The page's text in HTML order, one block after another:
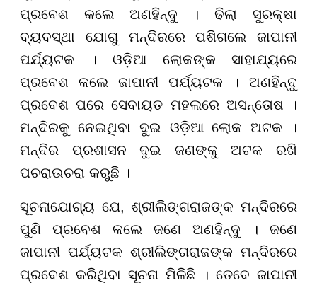
ପ୍ରବେଶ କଲେ ଅଣହିନ୍ଦୁ । ଢିଲା ସୁରକ୍ଷା
ବ୍ୟବସ୍ଥା ଯୋଗୁ ମନ୍ଦିରରେ ପଶିଗଲେ ଜାପାନୀ
ପର୍ଯ୍ୟଟକ । ଓଡ଼ିଆ ଲୋକଙ୍କ ସାହାଯ୍ୟରେ
ପ୍ରବେଶ କଲେ ଜାପାନୀ ପର୍ଯ୍ୟଟକ । ଅଣହିନ୍ଦୁ
ପ୍ରବେଶ ପରେ ସେବାୟତ ମହଲରେ ଅସନ୍ତୋଷ ।
ମନ୍ଦିରକୁ ନେଇଥିବା ଦୁଇ ଓଡ଼ିଆ ଲୋକ ଅଟକ ।
ମନ୍ଦିର ପ୍ରଶାସନ ଦୁଇ ଜଣଙ୍କୁ ଅଟକ ରଖି
ପଚରାଉଚରା କରୁଛି ।
ସୂଚନାଯୋଗ୍ୟ ଯେ, ଶ୍ରୀଲିଙ୍ଗରାଜଙ୍କ ମନ୍ଦିରରେ
ପୁଣି ପ୍ରବେଶ କଲେ ଜଣେ ଅଣହିନ୍ଦୁ । ଜଣେ
ଜାପାନୀ ପର୍ଯ୍ୟଟକ ଶ୍ରୀଲିଙ୍ଗରାଜଙ୍କ ମନ୍ଦିରରେ
ପ୍ରବେଶ କରିଥିବା ସୂଚନା ମିଳିଛି । ତେବେ ଜାପାନୀ